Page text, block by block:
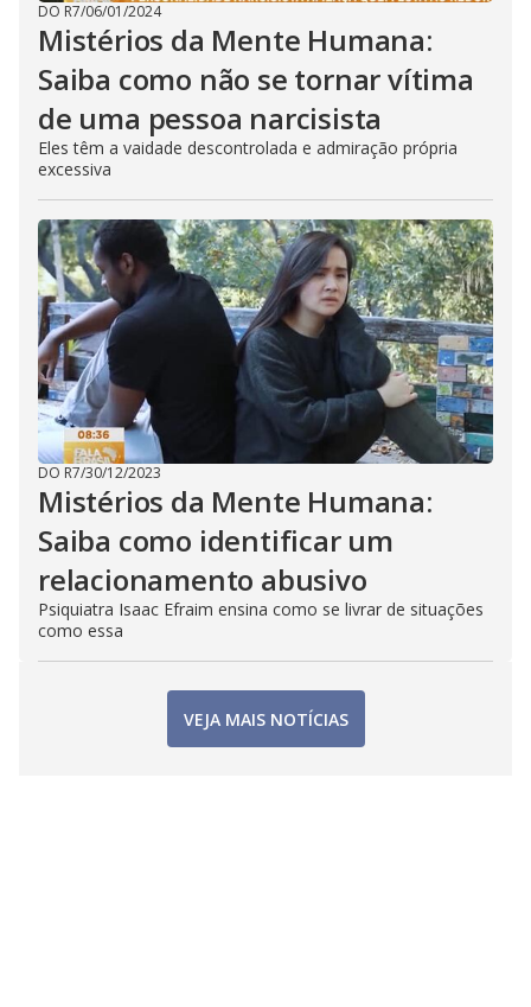
DO R7/06/01/2024
Mistérios da Mente Humana:
Saiba como não se tornar vítima
de uma pessoa narcisista
Eles têm a vaidade descontrolada e admiração própria
excessiva
DO R7/30/12/2023
Mistérios da Mente Humana:
Saiba como identificar um
relacionamento abusivo
Psiquiatra Isaac Efraim ensina como se livrar de situações
como essa
VEJA MAIS NOTÍCIAS